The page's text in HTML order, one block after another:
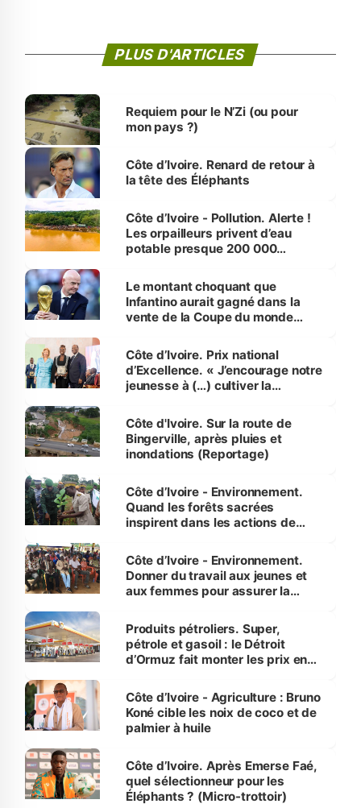
PLUS D'ARTICLES
Requiem pour le N’Zi (ou pour
mon pays ?)
Côte d’Ivoire. Renard de retour à
la tête des Éléphants
Côte d’Ivoire - Pollution. Alerte !
Les orpailleurs privent d’eau
potable presque 200 000
Le montant choquant que
Infantino aurait gagné dans la
vente de la Coupe du monde
Côte d’Ivoire. Prix national
d’Excellence. « J’encourage notre
jeunesse à (…) cultiver la
(Alassane Ouattara
Côte d'Ivoire. Sur la route de
Bingerville, après pluies et
inondations (Reportage)
Côte d’Ivoire - Environnement.
Quand les forêts sacrées
inspirent dans les actions de
Côte d’Ivoire - Environnement.
Donner du travail aux jeunes et
aux femmes pour assurer la
menacées
Produits pétroliers. Super,
pétrole et gasoil : le Détroit
d’Ormuz fait monter les prix en
Côte d’Ivoire - Agriculture : Bruno
Koné cible les noix de coco et de
palmier à huile
Côte d’Ivoire. Après Emerse Faé,
quel sélectionneur pour les
Éléphants ? (Micro-trottoir)